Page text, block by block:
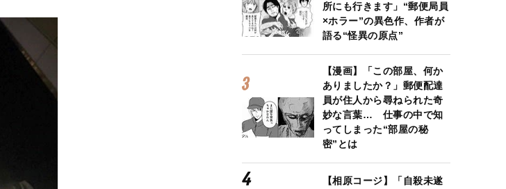
所にも行きます」“郵便局員
×ホラー”の異色作、作者が
語る“怪異の原点”
【漫画】「この部屋、何か
ありましたか？」郵便配達
員が住人から尋ねられた奇
妙な言葉… 仕事の中で知
ってしまった“部屋の秘
密”とは
【相原コージ】「自殺未遂